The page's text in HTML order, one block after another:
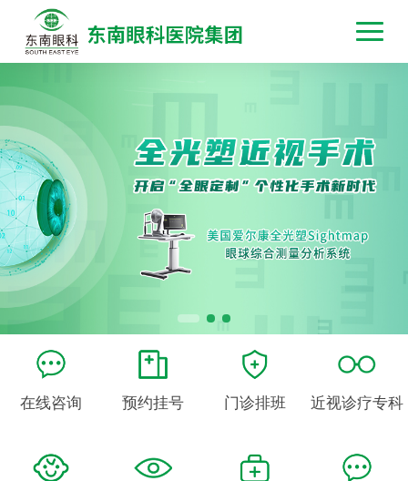
在线咨询 预约挂号 门诊排班 近视诊疗专科